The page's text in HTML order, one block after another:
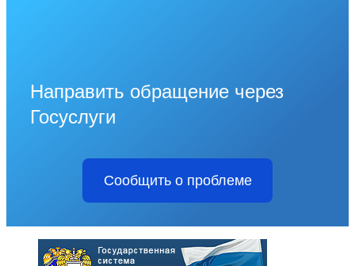
Направить обращение через
Госуслуги
Сообщить о проблеме